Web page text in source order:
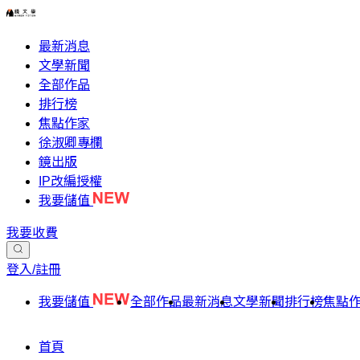
最新消息
文學新聞
全部作品
排行榜
焦點作家
徐淑卿專欄
鏡出版
IP改編授權
我要儲值
我要收費
登入/註冊
我要儲值 全部作品最新消息文學新聞排行榜焦點
首頁